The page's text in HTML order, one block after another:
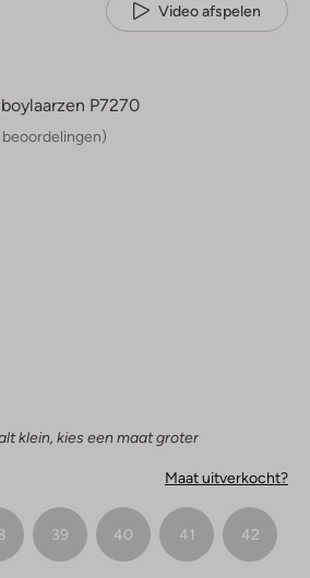
Video afspelen
P7270
beoordelingen)
klein, kies een maat groter
Maat uitverkocht?
39 40 41 42